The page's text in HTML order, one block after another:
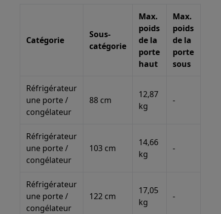
Catégorie
Sous-
catégorie
Max.
poids
de la
porte
haut
Max.
poids
de la
porte
sous
Réfrigérateur
une porte /
congélateur
88 cm
12,87
kg
-
Réfrigérateur
une porte /
congélateur
103 cm
14,66
kg
-
Réfrigérateur
une porte /
congélateur
122 cm
17,05
kg
-